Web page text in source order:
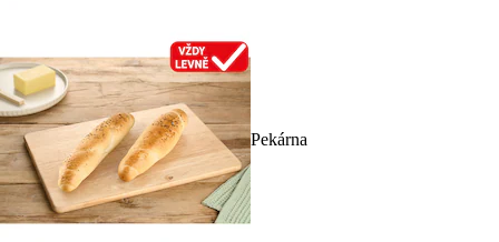
Pekárna